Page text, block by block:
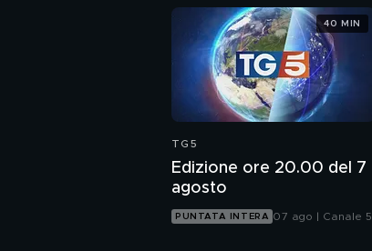
TG5
Edizione ore 20.00 del 7
agosto
PUNTATA INTERA 07 ago | Canale 5
40 MIN